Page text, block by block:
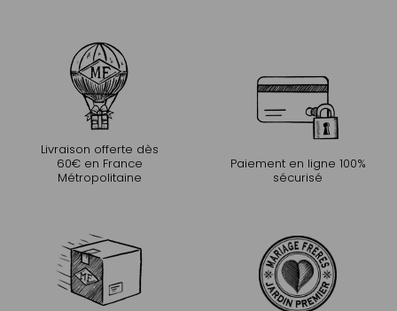
Livraison offerte dès
60€ en France
Métropolitaine
Paiement en ligne 100%
sécurisé